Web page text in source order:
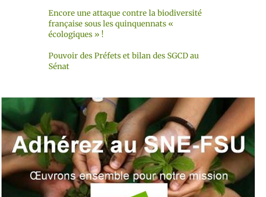
Encore une attaque contre la biodiversité
française sous les quinquennats «
écologiques » !
Pouvoir des Préfets et bilan des SGCD au
Sénat